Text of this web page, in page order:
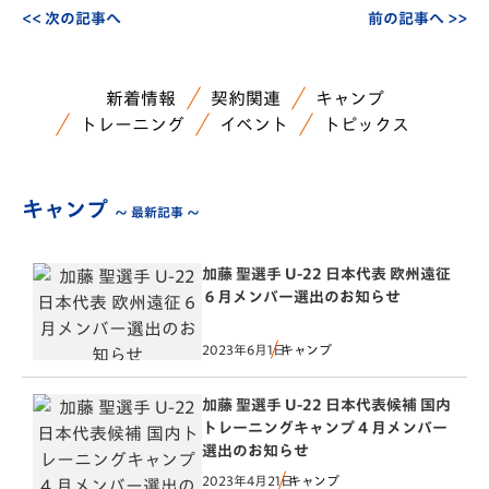
<< 次の記事へ 前の記事へ >>
新着情報 契約関連
キャンプ
トレーニング
イベント トピックス
キャンプ ～ 最新記事 ～
加藤 聖選手 U-22 日本代表 欧州遠征
６月メンバー選出のお知らせ
2023年6月1日キャンプ
加藤 聖選手 U-22 日本代表候補 国内
トレーニングキャンプ 4 月メンバー
選出のお知らせ
2023年4月21日キャンプ